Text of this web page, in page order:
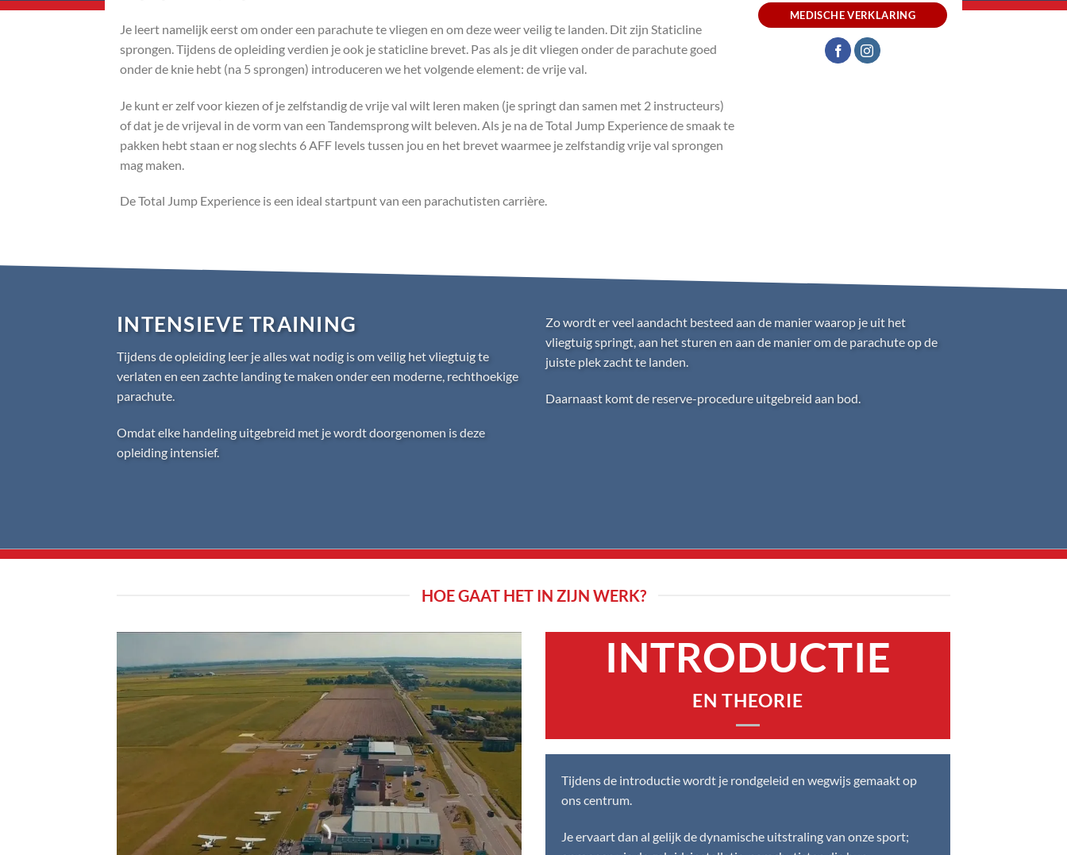
Je leert namelijk eerst om onder een parachute te vliegen en om deze weer veilig te landen. Dit zijn Staticline
sprongen. Tijdens de opleiding verdien je ook je staticline brevet. Pas als je dit vliegen onder de parachute goed
onder de knie hebt (na 5 sprongen) introduceren we het volgende element: de vrije val.
Je kunt er zelf voor kiezen of je zelfstandig de vrije val wilt leren maken (je springt dan samen met 2 instructeurs)
of dat je de vrijeval in de vorm van een Tandemsprong wilt beleven. Als je na de Total Jump Experience de smaak te
pakken hebt staan er nog slechts 6 AFF levels tussen jou en het brevet waarmee je zelfstandig vrije val sprongen
mag maken.
De Total Jump Experience is een ideal startpunt van een parachutisten carrière.
MEDISCHE VERKLARING
INTENSIEVE TRAINING
Tijdens de opleiding leer je alles wat nodig is om veilig het vliegtuig te
verlaten en een zachte landing te maken onder een moderne, rechthoekige
parachute.
Omdat elke handeling uitgebreid met je wordt doorgenomen is deze
opleiding intensief.
Zo wordt er veel aandacht besteed aan de manier waarop je uit het
vliegtuig springt, aan het sturen en aan de manier om de parachute op de
juiste plek zacht te landen.
Daarnaast komt de reserve-procedure uitgebreid aan bod.
HOE GAAT HET IN ZIJN WERK?
INTRODUCTIE
EN THEORIE
Tijdens de introductie wordt je rondgeleid en wegwijs gemaakt op
ons centrum.
Je ervaart dan al gelijk de dynamische uitstraling van onze sport;